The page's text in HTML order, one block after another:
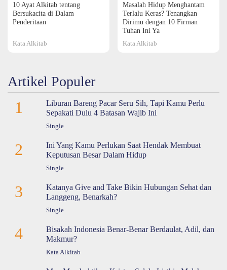
10 Ayat Alkitab tentang
Bersukacita di Dalam
Penderitaan
Kata Alkitab
Masalah Hidup Menghantam
Terlalu Keras? Tenangkan
Dirimu dengan 10 Firman
Tuhan Ini Ya
Kata Alkitab
Artikel Populer
1
Liburan Bareng Pacar Seru Sih, Tapi Kamu Perlu
Sepakati Dulu 4 Batasan Wajib Ini
Single
2
Ini Yang Kamu Perlukan Saat Hendak Membuat
Keputusan Besar Dalam Hidup
Single
3
Katanya Give and Take Bikin Hubungan Sehat dan
Langgeng, Benarkah?
Single
4
Bisakah Indonesia Benar-Benar Berdaulat, Adil, dan
Makmur?
Kata Alkitab